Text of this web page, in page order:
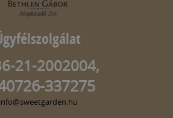
21-2002004,
337275
info@sweetgarden.hu